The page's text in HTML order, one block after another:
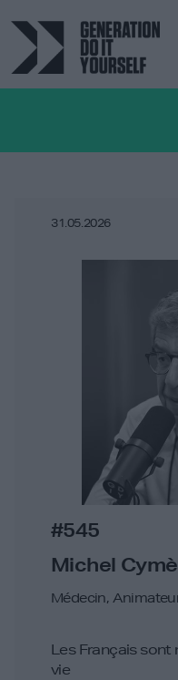
31.05.2026
#545
Michel
Médecin,
Les Français
vie